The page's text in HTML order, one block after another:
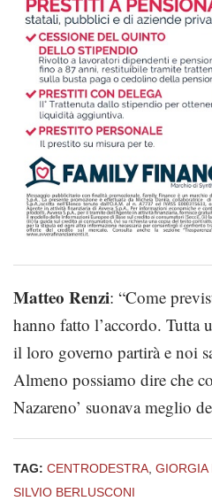
Matteo Renzi: “Come
hanno fatto l’accordo. Tutta
il loro governo partirà e noi
Almeno possiamo dire che
Nazareno’ suonava meglio
TAG: CENTRODESTRA, GIORGIA
SILVIO BERLUSCONI